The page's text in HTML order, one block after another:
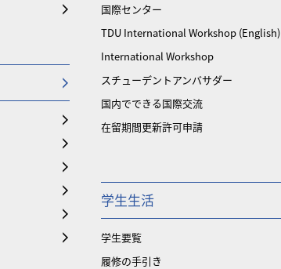
国際センター
TDU International Workshop (English)
International Workshop
スチューデントアンバサダー
国内でできる国際交流
在留期間更新許可申請
学生生活
学生要覧
履修の手引き